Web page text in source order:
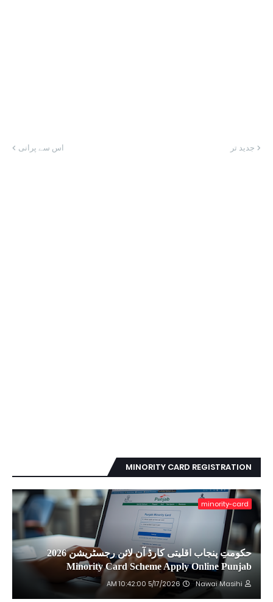
جدید تر اس سے پرانی
MINORITY CARD REGISTRATION
minority-card
حکومتِ پنجاب اقلیتی کارڈ آن لائن رجسٹریشن 2026
Minority Card Scheme Apply Online Punjab
Nawai Masihi
5/17/2026 10:42:00 AM